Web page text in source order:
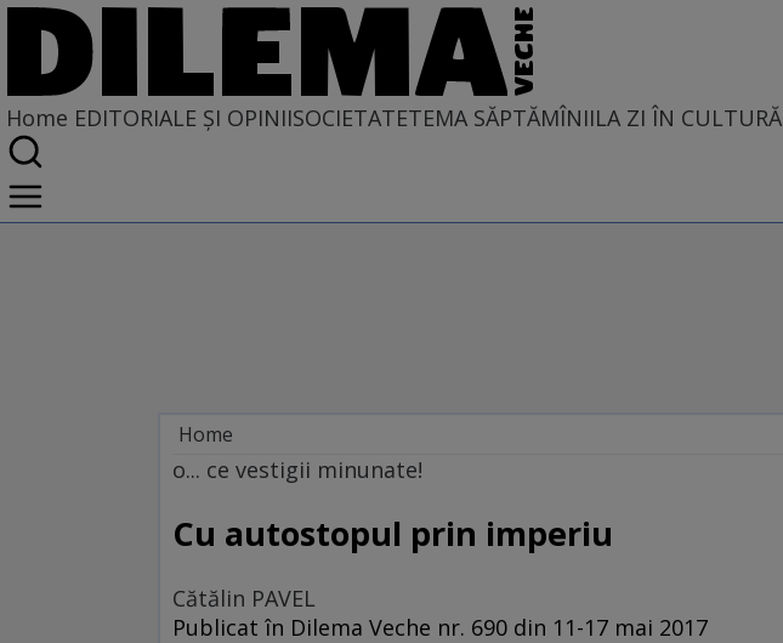
Home EDITORIALE ȘI OPINIISOCIETATETEMA SĂPTĂMÎNIILA ZI ÎN CULTURĂ
Home
EDITORIALE ȘI OPINII
o... ce vestigii minunate!
Cu autostopul prin imperiu
Cătălin PAVEL
Publicat în Dilema Veche nr. 690 din 11-17 mai 2017